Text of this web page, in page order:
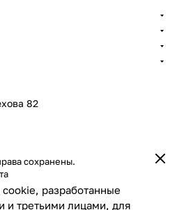
разработанные
и третьими лицами, для
82
сохранены.